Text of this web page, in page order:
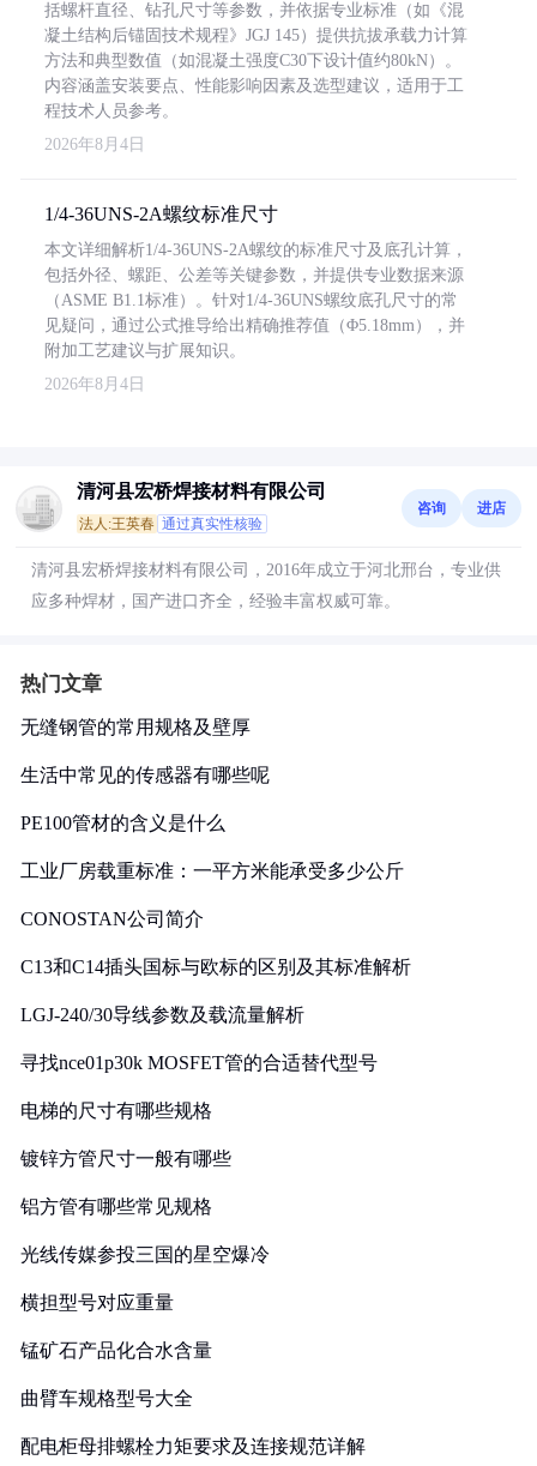
括螺杆直径、钻孔尺寸等参数，并依据专业标准（如《混
凝土结构后锚固技术规程》JGJ 145）提供抗拔承载力计算
方法和典型数值（如混凝土强度C30下设计值约80kN）。
内容涵盖安装要点、性能影响因素及选型建议，适用于工
程技术人员参考。
2026年8月4日
1/4-36UNS-2A螺纹标准尺寸
本文详细解析1/4-36UNS-2A螺纹的标准尺寸及底孔计算，
包括外径、螺距、公差等关键参数，并提供专业数据来源
（ASME B1.1标准）。针对1/4-36UNS螺纹底孔尺寸的常
见疑问，通过公式推导给出精确推荐值（Φ5.18mm），并
附加工艺建议与扩展知识。
2026年8月4日
清河县宏桥焊接材料有限公司
法人:王英春 通过真实性核验
咨询 进店
清河县宏桥焊接材料有限公司，2016年成立于河北邢台，专业供
应多种焊材，国产进口齐全，经验丰富权威可靠。
热门文章
无缝钢管的常用规格及壁厚
生活中常见的传感器有哪些呢
PE100管材的含义是什么
工业厂房载重标准：一平方米能承受多少公斤
CONOSTAN公司简介
C13和C14插头国标与欧标的区别及其标准解析
LGJ-240/30导线参数及载流量解析
寻找nce01p30k MOSFET管的合适替代型号
电梯的尺寸有哪些规格
镀锌方管尺寸一般有哪些
铝方管有哪些常见规格
光线传媒参投三国的星空爆冷
横担型号对应重量
锰矿石产品化合水含量
曲臂车规格型号大全
配电柜母排螺栓力矩要求及连接规范详解